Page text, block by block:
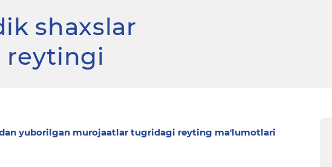
shaxslar
reytingi
yuborilgan murojaatlar tugridagi reyting ma'lumotlari